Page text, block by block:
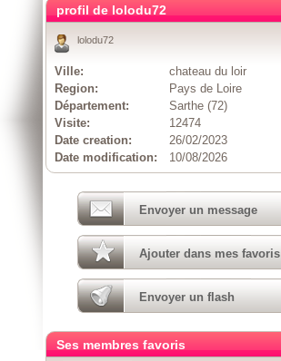
profil de lolodu72
lolodu72
Ville:
chateau du loir
Region:
Pays de Loire
Département:
Sarthe (72)
Visite:
12474
Date creation:
26/02/2023
Date modification:
10/08/2026
Envoyer un message
Ajouter dans mes favoris
Envoyer un flash
Ses membres favoris